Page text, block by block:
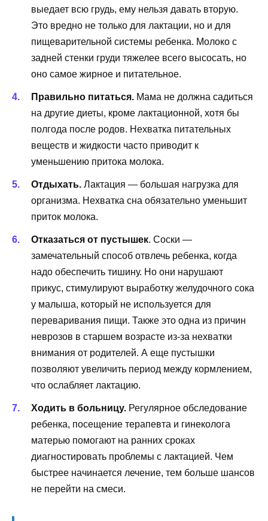
выедает всю грудь, ему нельзя давать вторую.
Это вредно не только для лактации, но и для
пищеварительной системы ребенка. Молоко с
задней стенки груди тяжелее всего высосать, но
оно самое жирное и питательное.
Правильно питаться. Мама не должна садиться
на другие диеты, кроме лактационной, хотя бы
полгода после родов. Нехватка питательных
веществ и жидкости часто приводит к
уменьшению притока молока.
Отдыхать. Лактация — большая нагрузка для
организма. Нехватка сна обязательно уменьшит
приток молока.
Отказаться от пустышек. Соски —
замечательный способ отвлечь ребенка, когда
надо обеспечить тишину. Но они нарушают
прикус, стимулируют выработку желудочного сока
у малыша, который не используется для
переваривания пищи. Также это одна из причин
неврозов в старшем возрасте из-за нехватки
внимания от родителей. А еще пустышки
позволяют увеличить период между кормлением,
что ослабляет лактацию.
Ходить в больницу. Регулярное обследование
ребенка, посещение терапевта и гинеколога
матерью помогают на ранних сроках
диагностировать проблемы с лактацией. Чем
быстрее начинается лечение, тем больше шансов
не перейти на смеси.